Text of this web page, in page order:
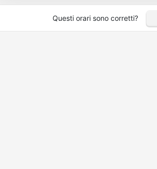
Questi orari sono corretti?